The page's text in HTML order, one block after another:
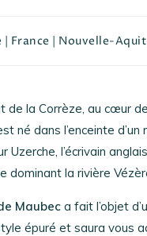
| France | Nouvelle-
de la Corrèze, au cœur
né dans l’enceinte
l’écrivain
la rivière
Maubec a fait l’objet
épuré et saura vous